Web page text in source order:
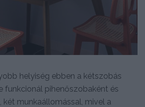
helyiség ebben a kétszobás
funkcionál pihenőszobaként és
munkaállomással, mivel a